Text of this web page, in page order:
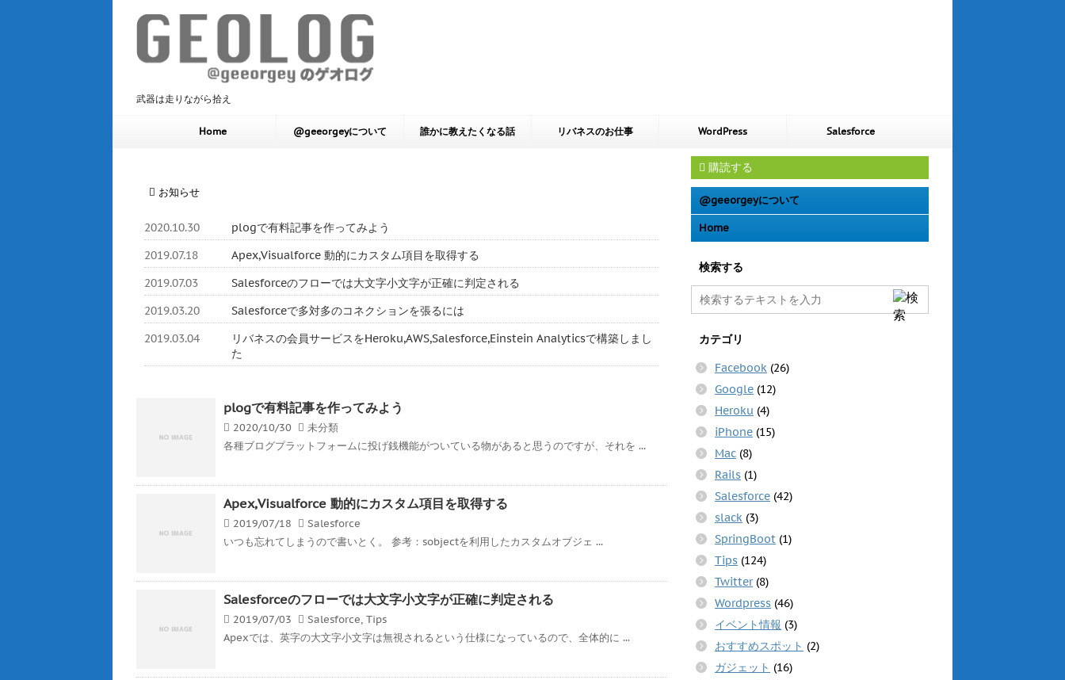
武器は走りながら拾え
Home @geeorgeyについて 誰かに教えたくなる話 リバネスのお仕事 WordPress Salesforce
お知らせ
2020.10.30
plogで有料記事を作ってみよう
2019.07.18
Apex,Visualforce 動的にカスタム項目を取得する
2019.07.03
Salesforceのフローでは大文字小文字が正確に判定される
2019.03.20
Salesforceで多対多のコネクションを張るには
2019.03.04
リバネスの会員サービスをHeroku,AWS,Salesforce,Einstein Analyticsで構築しまし
た
plogで有料記事を作ってみよう
2020/10/30
未分類
各種ブログプラットフォームに投げ銭機能がついている物があると思うのですが、それを ...
Apex,Visualforce 動的にカスタム項目を取得する
2019/07/18
Salesforce
いつも忘れてしまうので書いとく。 参考：sobjectを利用したカスタムオブジェ ...
Salesforceのフローでは大文字小文字が正確に判定される
2019/07/03 Salesforce, Tips
Apexでは、英字の大文字小文字は無視されるという仕様になっているので、全体的に ...
購読する
@geeorgeyについて
Home
検索する
カテゴリ
Facebook (26)
Google (12)
Heroku (4)
iPhone (15)
Mac (8)
Rails (1)
Salesforce (42)
slack (3)
SpringBoot (1)
Tips (124)
Twitter(8)
Wordpress (46)
イベント情報 (3)
おすすめスポット (2)
ガジェット (16)